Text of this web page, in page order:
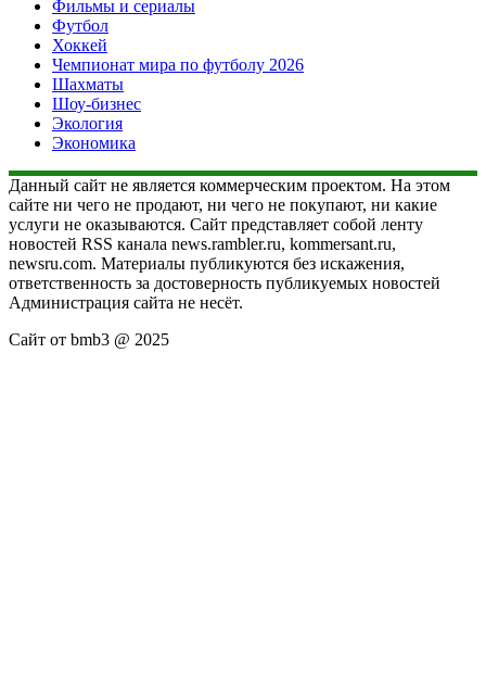
Фильмы и сериалы
Футбол
Хоккей
Чемпионат мира по футболу 2026
Шахматы
Шоу-бизнес
Экология
Экономика
Данный сайт не является коммерческим проектом. На этом
сайте ни чего не продают, ни чего не покупают, ни какие
услуги не оказываются. Сайт представляет собой ленту
новостей RSS канала news.rambler.ru, kommersant.ru,
newsru.com. Материалы публикуются без искажения,
ответственность за достоверность публикуемых новостей
Администрация сайта не несёт.
Сайт от bmb3 @ 2025